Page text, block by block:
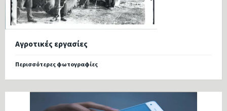
Αγροτικές εργασίες
Περισσότερες φωτογραφίες